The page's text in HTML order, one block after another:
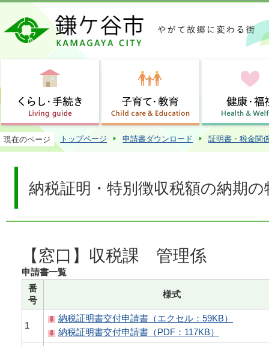
この
現在のページ トップページ 申請書ダウンロード 証明書・税金関
納税証明・特別徴収税額の納期
【窓口】収税課 管理係
申請書一覧
番
号
様式
1
納税証明書交付申請書（エクセル：59KB）
納税証明書交付申請書（PDF：117KB）